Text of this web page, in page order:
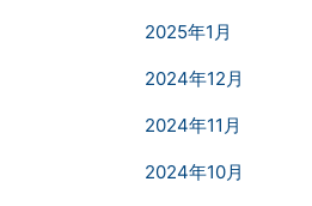
2025年1月
2024年12月
2024年11月
2024年10月